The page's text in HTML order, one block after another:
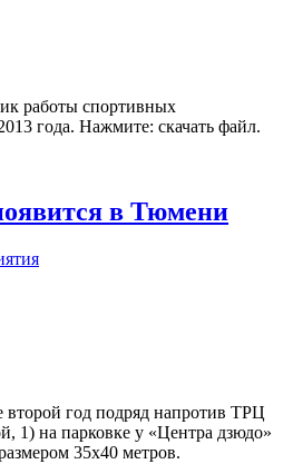
работы спортивных
года. Нажмите: скачать файл.
в Тюмени
год подряд напротив ТРЦ
1) на парковке у «Центра дзюдо»
35х40 метров.